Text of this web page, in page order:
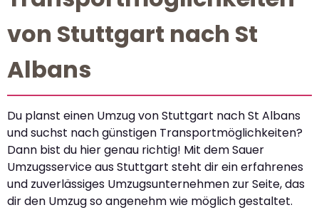
von Stuttgart nach St
Albans
Du planst einen Umzug von Stuttgart nach St Albans
und suchst nach günstigen Transportmöglichkeiten?
Dann bist du hier genau richtig! Mit dem Sauer
Umzugsservice aus Stuttgart steht dir ein erfahrenes
und zuverlässiges Umzugsunternehmen zur Seite, das
dir den Umzug so angenehm wie möglich gestaltet.